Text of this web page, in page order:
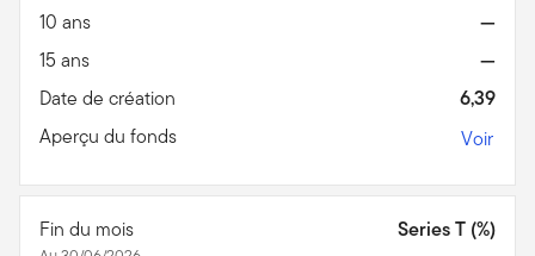
10 ans
—
15 ans
—
Date de création
6,39
Aperçu du fonds
Voir
Fin du mois Series T (%)